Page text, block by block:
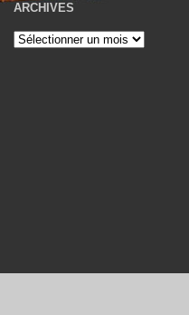
ARCHIVES
Archives